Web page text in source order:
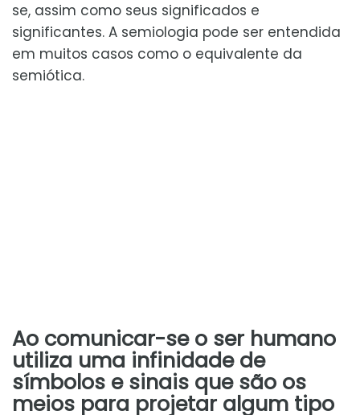
se, assim como seus significados e
significantes. A semiologia pode ser entendida
em muitos casos como o equivalente da
semiótica.
Ao comunicar-se o ser humano
utiliza uma infinidade de
símbolos e sinais que são os
meios para projetar algum tipo